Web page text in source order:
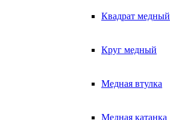
Квадрат медный
Круг медный
Медная втулка
Медная катанка